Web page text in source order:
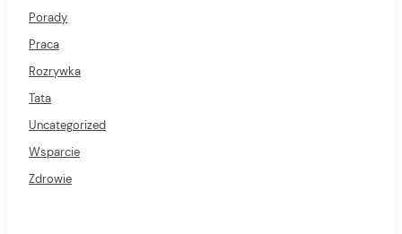
Porady
Praca
Rozrywka
Tata
Uncategorized
Wsparcie
Zdrowie